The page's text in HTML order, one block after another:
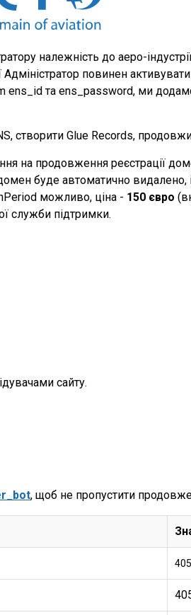
належність до аеро-
повинен
ens_id та ens_password, ми
створити Glue Records,
на продовження реєстрації
буде автоматично видалено, і
можливо, ціна - 150 євро
служби підтримки.
сайту.
, щоб не пропустити